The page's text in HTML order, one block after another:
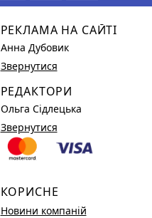
РЕКЛАМА НА САЙТІ
Анна Дубовик
Звернутися
РЕДАКТОРИ
Ольга Сідлецька
Звернутися
КОРИСНЕ
Новини компаній